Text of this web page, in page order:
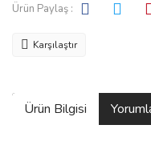
Ürün Paylaş :
Karşılaştır
Ürün Bilgisi